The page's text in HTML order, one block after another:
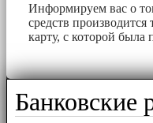
Информируем вас о
средств
карту, с которой была
Банковские